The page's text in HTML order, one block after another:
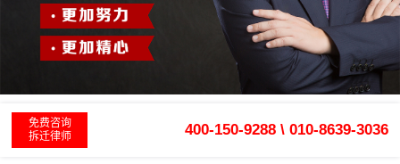
免费咨询
拆迁律师
400-150-9288 \ 010-8639-3036